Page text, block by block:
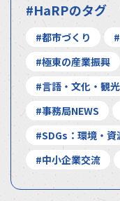
#HaRPのタグ
#都市づくり
#極東の産業振興
#言語・文化・観光
#事務局NEWS
#SDGs：環境・
#中小企業交流